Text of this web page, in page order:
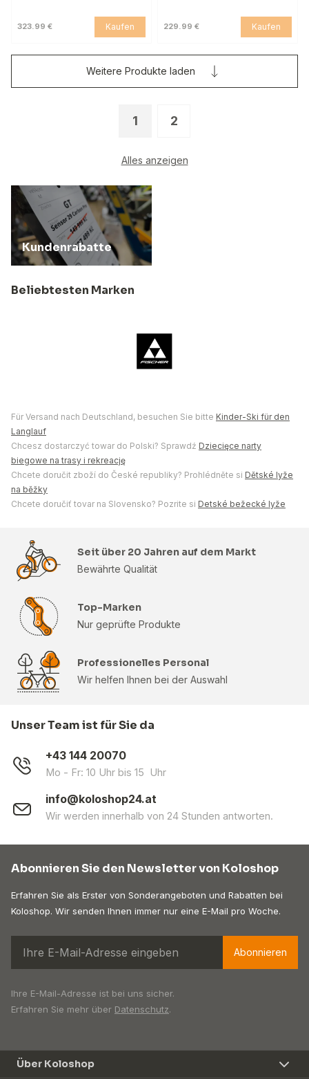
323.99 € Kaufen 229.99 € Kaufen
1 2
Alles anzeigen
Weitere Produkte laden
Kundenrabatte
Beliebtesten Marken
Für Versand nach Deutschland, besuchen Sie bitte Kinder-Ski für den
Langlauf
Chcesz dostarczyć towar do Polski? Sprawdź Dziecięce narty
biegowe na trasy i rekreację
Chcete doručit zboží do České republiky? Prohlédněte si Dětské lyže
na běžky
Chcete doručiť tovar na Slovensko? Pozrite si Detské bežecké lyže
Seit über 20 Jahren auf dem Markt
Bewährte Qualität
Top-Marken
Nur geprüfte Produkte
Professionelles Personal
Wir helfen Ihnen bei der Auswahl
Unser Team ist für Sie da
+43 144 20070
Mo - Fr: 10 Uhr bis 15 Uhr
info@koloshop24.at
Wir werden innerhalb von 24 Stunden antworten.
Abonnieren Sie den Newsletter von Koloshop
Erfahren Sie als Erster von Sonderangeboten und Rabatten bei
Koloshop. Wir senden Ihnen immer nur eine E-Mail pro Woche.
Abonnieren
Ihre E-Mail-Adresse ist bei uns sicher.
Erfahren Sie mehr über Datenschutz.
Über Koloshop